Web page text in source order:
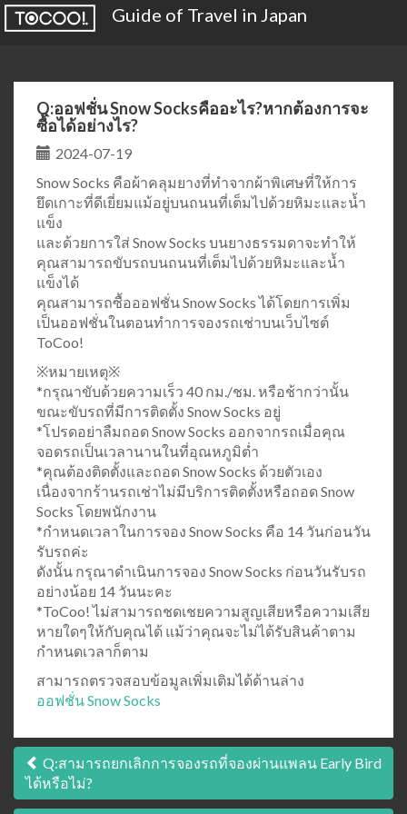
Guide of Travel in Japan
Q:ออฟชั่น Snow Socksคืออะไร?หากต้องการจะ
ซื้อได้อย่างไร?
2024-07-19
Snow Socks คือผ้าคลุมยางที่ทำจากผ้าพิเศษที่ให้การ
ยึดเกาะที่ดีเยี่ยมแม้อยู่บนถนนที่เต็มไปด้วยหิมะและน้ำ
แข็ง
และด้วยการใส่ Snow Socks บนยางธรรมดาจะทำให้
คุณสามารถขับรถบนถนนที่เต็มไปด้วยหิมะและน้ำ
แข็งได้
คุณสามารถซื้อออฟชั่น Snow Socks ได้โดยการเพิ่ม
เป็นออฟชั่นในตอนทำการจองรถเช่าบนเว็บไซต์
ToCoo!
※หมายเหตุ※
*กรุณาขับด้วยความเร็ว 40 กม./ชม. หรือช้ากว่านั้น
ขณะขับรถที่มีการติดตั้ง Snow Socks อยู่
*โปรดอย่าลืมถอด Snow Socks ออกจากรถเมื่อคุณ
จอดรถเป็นเวลานานในที่อุณหภูมิต่ำ
*คุณต้องติดตั้งและถอด Snow Socks ด้วยตัวเอง
เนื่องจากร้านรถเช่าไม่มีบริการติดตั้งหรือถอด Snow
Socks โดยพนักงาน
*กำหนดเวลาในการจอง Snow Socks คือ 14 วันก่อนวัน
รับรถค่ะ
ดังนั้น กรุณาดำเนินการจอง Snow Socks ก่อนวันรับรถ
อย่างน้อย 14 วันนะคะ
*ToCoo! ไม่สามารถชดเชยความสูญเสียหรือความเสีย
หายใดๆให้กับคุณได้ แม้ว่าคุณจะไม่ได้รับสินค้าตาม
กำหนดเวลาก็ตาม
สามารถตรวจสอบข้อมูลเพิ่มเติมได้ด้านล่าง
ออฟชั่น Snow Socks
เมนู
นำทาง
Q:สามารถยกเลิกการจองรถที่จองผ่านแพลน Early Bird
ได้หรือไม่?